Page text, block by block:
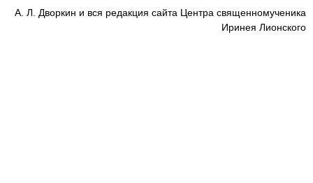
А. Л. Дворкин и вся редакция сайта Центра священномученика
Иринея Лионского